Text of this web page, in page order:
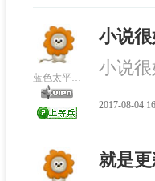
蓝色太平洋4537
小说
小说
2017-08-04
就是